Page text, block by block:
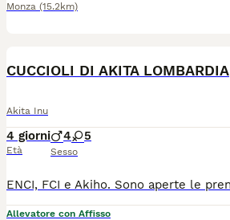
Monza (15.2km)
CUCCIOLI DI AKITA LOMBARDIA
Akita Inu
4 giorni
Età
4 5
Sesso
Allevatore con Affisso